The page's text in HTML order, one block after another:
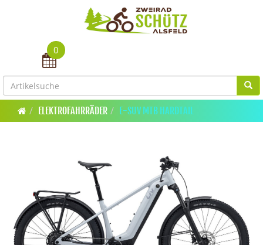
Toggle navigation
0
ELEKTROFAHRRÄDER E-SUV MTB HARDTAIL